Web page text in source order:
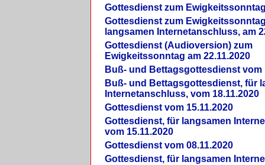
Gottesdienst zum
Gottesdienst zum
langsamen Internetanschluss, am
Gottesdienst (Audioversion) zum
Ewigkeitssonntag am 22.11.2020
Buß- und Bettagsgottesdienst vom
Buß- und Bettagsgottesdienst, für
Internetanschluss, vom 18.11.2020
Gottesdienst vom 15.11.2020
Gottesdienst, für langsamen
vom 15.11.2020
Gottesdienst vom 08.11.2020
Gottesdienst, für langsamen